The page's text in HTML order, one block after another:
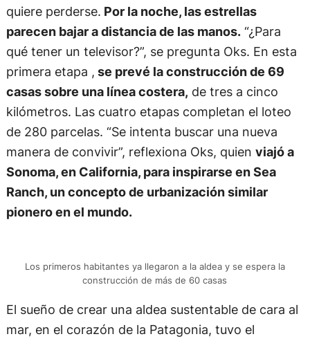
quiere perderse. Por la noche, las estrellas
parecen bajar a distancia de las manos.“¿Para
qué tener un televisor?”, se pregunta Oks. En esta
primera etapa , se prevé la construcción de 69
casas sobre una línea costera, de tres a cinco
kilómetros. Las cuatro etapas completan el loteo
de 280 parcelas. “Se intenta buscar una nueva
manera de convivir”, reflexiona Oks, quien viajó a
Sonoma, en California, para inspirarse en Sea
Ranch, un concepto de urbanización similar
pionero en el mundo.
Los primeros habitantes ya llegaron a la aldea y se espera la
construcción de más de 60 casas
El sueño de crear una aldea sustentable de cara al
mar, en el corazón de la Patagonia, tuvo el